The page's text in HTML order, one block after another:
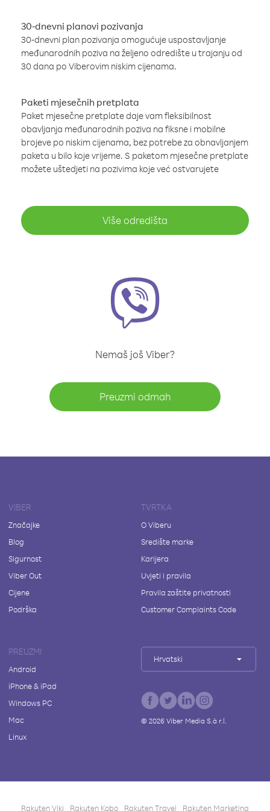
30-dnevni planovi pozivanja
30-dnevni plan pozivanja omogućuje uspostavljanje
međunarodnih poziva na željeno odredište u trajanju od
30 dana po Viberovim niskim cijenama.
Paketi mjesečnih pretplata
Paket mjesečne pretplate daje vam fleksibilnost
obavljanja međunarodnih poziva na fiksne i mobilne
brojeve po niskim cijenama, bez potrebe za obnavljanjem
paketa u bilo koje vrijeme. S paketom mjesečne pretplate
možete uštedjeti na pozivima koje već ostvarujete
Više odredišta
Nemaš još Viber?
Preuzmi odmah
VIBER
Značajke
Blog
Sigurnost
Viber Out
Cijene
Podrška
TVRTKA
O Viberu
Središte marke
Karijera
Uvjeti i pravila
Pravila zaštite privatnosti
Customer Complaints Code
PREUZMI
Android
iPhone & iPad
Windows PC
Mac
Linux
Hrvatski
© 2026Viber Media S.à r.l.
Rakuten Viki Rakuten Kobo Rakuten Travel Rakuten Marketing